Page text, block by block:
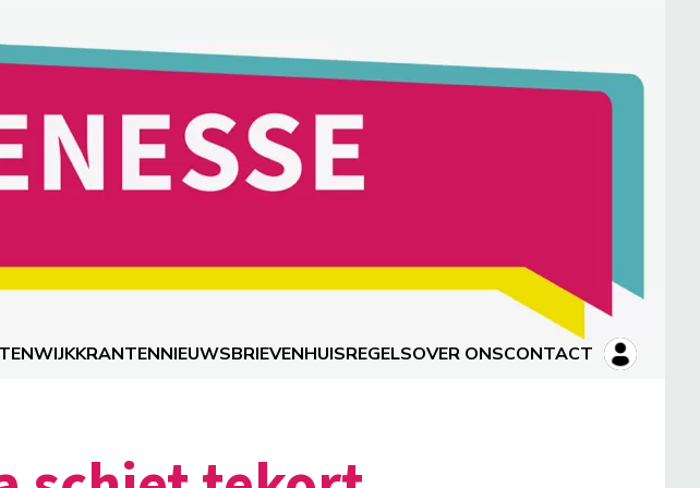
WIJKKRANTENNIEUWSBRIEVENHUISREGELSOVER ONSCONTACT